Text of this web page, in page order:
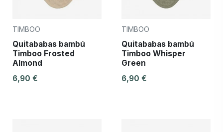
TIMBOO
Quitababas bambú
Timboo Frosted
Almond
6,90 €
TIMBOO
Quitababas bambú
Timboo Whisper
Green
6,90 €